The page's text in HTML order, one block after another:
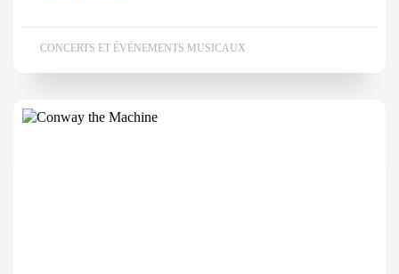
CONCERTS ET ÉVÉNEMENTS MUSICAUX